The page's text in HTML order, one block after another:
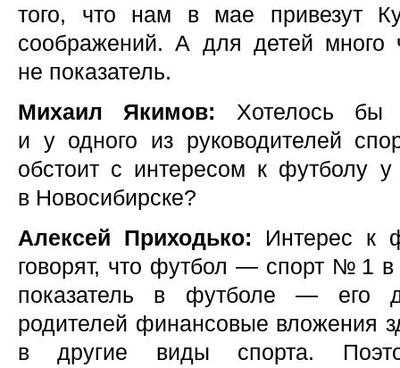
того, что нам в мае привезут
соображений. А для детей много
не показатель.
Михаил Якимов: Хотелось бы
и у одного из руководителей
обстоит с интересом к футболу
в Новосибирске?
Алексей Приходько: Интерес к
говорят, что футбол — спорт № 1
показатель в футболе — его
родителей финансовые вложения
в другие виды спорта.